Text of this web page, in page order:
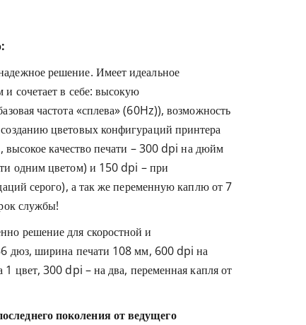
решение. Имеет идеальное
сочетает в себе: высокую
частота «сплева» (60Hz)), возможность
цветовых конфигураций принтера
высокое качество печати – 300 dpi на дюйм
одним цветом) и 150 dpi – при
серого), а так же переменную каплю от 7
службы!
решение для скоростной и
дюз, ширина печати 108 мм, 600 dpi на
цвет, 300 dpi – на два, переменная капля от
поколения от ведущего